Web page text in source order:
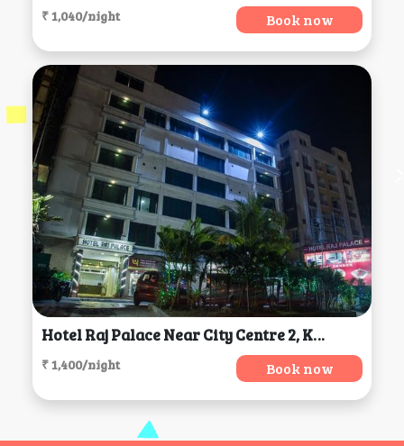
₹ 1,040/night Book now
Hotel Raj Palace Near City Centre 2, Kolkata
₹ 1,400/night Book now